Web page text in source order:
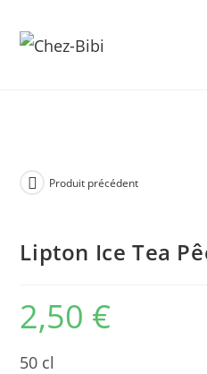
content
Produit précédent
Lipton Ice Tea
2,50 €
50 cl